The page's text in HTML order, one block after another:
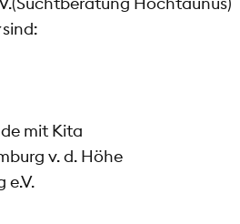
sind:
mit Kita
v. d. Höhe
e.V.